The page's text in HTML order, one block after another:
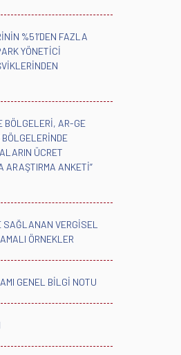
%51’DEN FAZLA
YÖNETİCİ
BÖLGELERİ, AR-GE
BÖLGELERİNDE
ÜCRET
ARAŞTIRMA ANKETİ”
VERGİSEL
ÖRNEKLER
GENEL BİLGİ NOTU